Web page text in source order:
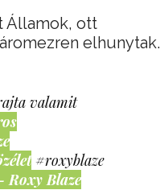
Államok, ott
elhunytak.
valamit
#roxyblaze
Roxy Blaze